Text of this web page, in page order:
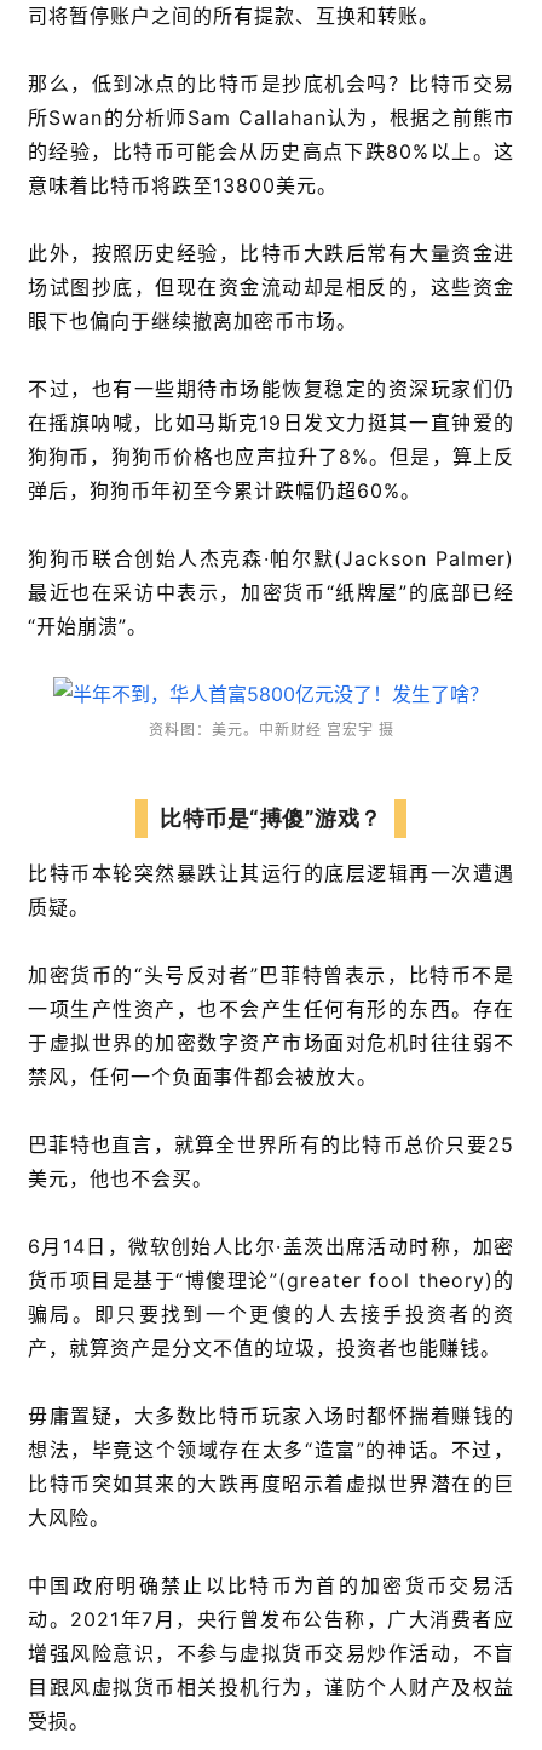
司将暂停账户之间的所有提款、互换和转账。
那么，低到冰点的比特币是抄底机会吗？比特币交易
所Swan的分析师Sam Callahan认为，根据之前熊市
的经验，比特币可能会从历史高点下跌80%以上。这
意味着比特币将跌至13800美元。
此外，按照历史经验，比特币大跌后常有大量资金进
场试图抄底，但现在资金流动却是相反的，这些资金
眼下也偏向于继续撤离加密币市场。
不过，也有一些期待市场能恢复稳定的资深玩家们仍
在摇旗呐喊，比如马斯克19日发文力挺其一直钟爱的
狗狗币，狗狗币价格也应声拉升了8%。但是，算上反
弹后，狗狗币年初至今累计跌幅仍超60%。
狗狗币联合创始人杰克森·帕尔默(Jackson Palmer)
最近也在采访中表示，加密货币“纸牌屋”的底部已经
“开始崩溃”。
资料图：美元。中新财经 宫宏宇 摄
比特币是“搏傻”游戏？
比特币本轮突然暴跌让其运行的底层逻辑再一次遭遇
质疑。
加密货币的“头号反对者”巴菲特曾表示，比特币不是
一项生产性资产，也不会产生任何有形的东西。存在
于虚拟世界的加密数字资产市场面对危机时往往弱不
禁风，任何一个负面事件都会被放大。
巴菲特也直言，就算全世界所有的比特币总价只要25
美元，他也不会买。
6月14日，微软创始人比尔·盖茨出席活动时称，加密
货币项目是基于“博傻理论”(greater fool theory)的
骗局。即只要找到一个更傻的人去接手投资者的资
产，就算资产是分文不值的垃圾，投资者也能赚钱。
毋庸置疑，大多数比特币玩家入场时都怀揣着赚钱的
想法，毕竟这个领域存在太多“造富”的神话。不过，
比特币突如其来的大跌再度昭示着虚拟世界潜在的巨
大风险。
中国政府明确禁止以比特币为首的加密货币交易活
动。2021年7月，央行曾发布公告称，广大消费者应
增强风险意识，不参与虚拟货币交易炒作活动，不盲
目跟风虚拟货币相关投机行为，谨防个人财产及权益
受损。